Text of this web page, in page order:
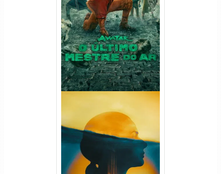
Avatar: O Último Mestre do
Ar 2ª Temporada Torrent
(2026) WEB-DL 1080p Dual
Áudio
Silo 2ª Temporada (2024)
WEB-DL 1080p Dual Áudio